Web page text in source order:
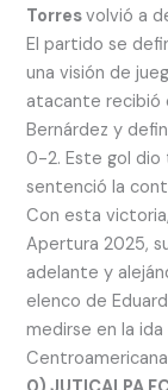
Torresvolvió a
El partido se
una visión de
atacante recibió
Bernárdez y
0-2. Este gol dio
sentenció la
Con esta
Apertura 2025,
adelante y
elenco de
medirse en la